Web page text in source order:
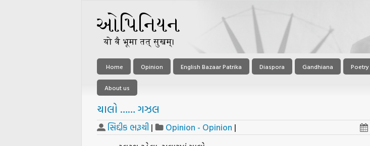
Home Opinion English Bazaar Patrika Diaspora Gandhiana Poetry
About us
ચાલો …… ગઝલ
સિદ્દીક ભરૂચી | Opinion - Opinion |